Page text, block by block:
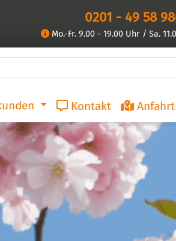
0201 - 49 58
Mo.-Fr. 9.00 - 19.00 Uhr / Sa.
Kontakt Anfahrt